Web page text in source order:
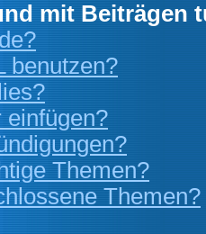
mit Beiträgen
benutzen?
einfügen?
Themen?
Themen?